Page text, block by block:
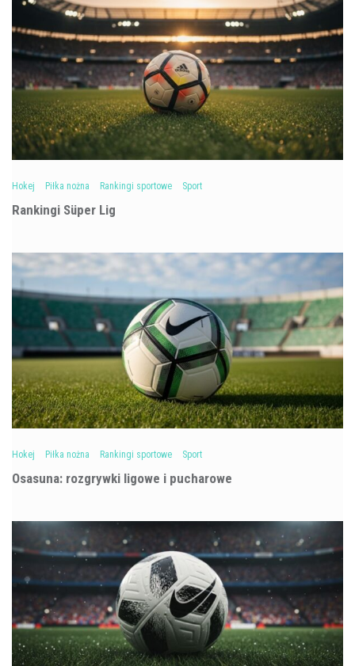
Hokej Piłka nożna Rankingi sportowe Sport
Rankingi Süper Lig
Hokej Piłka nożna Rankingi sportowe Sport
Osasuna: rozgrywki ligowe i pucharowe